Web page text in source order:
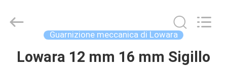
CASA
Supseals
International
Guarnizione meccanica di Lowara
Lowara 12 mm 16 mm Sigillo